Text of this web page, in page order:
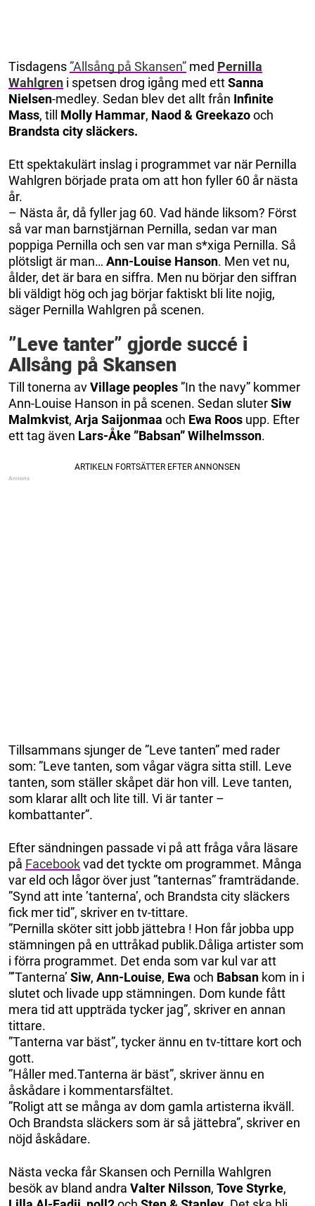
Tisdagens”Allsång på Skansen” med Pernilla
Wahlgren i spetsen drog igång med ettSanna
Nielsen-medley. Sedan blev det allt från Infinite
Mass, till Molly Hammar, Naod & Greekazooch
Brandsta city släckers.
Ett spektakulärt inslag i programmet var när Pernilla
Wahlgren började prata om att hon fyller 60 år nästa
år.
– Nästa år, då fyller jag 60. Vad hände liksom? Först
så var man barnstjärnan Pernilla, sedan var man
poppiga Pernilla och sen var man s*xiga Pernilla. Så
plötsligt är man… Ann-Louise Hanson. Men vet nu,
ålder, det är bara en siffra. Men nu börjar den siffran
bli väldigt hög och jag börjar faktiskt bli lite nojig,
säger Pernilla Wahlgren på scenen.
”Leve tanter” gjorde succé i
Allsång på Skansen
Till tonerna avVillage peoples”In the navy” kommer
Ann-Louise Hanson in på scenen. Sedan sluterSiw
Malmkvist, Arja Saijonmaa och Ewa Roos upp. Efter
ett tag även Lars-Åke ”Babsan” Wilhelmsson.
Tillsammans sjunger de ”Leve tanten” med rader
som: ”Leve tanten, som vågar vägra sitta still. Leve
tanten, som ställer skåpet där hon vill. Leve tanten,
som klarar allt och lite till. Vi är tanter –
kombattanter”.
Efter sändningen passade vi på att fråga våra läsare
på Facebookvad det tyckte om programmet. Många
var eld och lågor över just ”tanternas” framträdande.
”Synd att inte ’tanterna’, och Brandsta city släckers
fick mer tid”, skriver en tv-tittare.
”Pernilla sköter sitt jobb jättebra ! Hon får jobba upp
stämningen på en uttråkad publik.Dåliga artister som
i förra programmet. Det enda som var kul var att
”’Tanterna’ Siw, Ann-Louise, Ewa och Babsan kom in i
slutet och livade upp stämningen. Dom kunde fått
mera tid att uppträda tycker jag”, skriver en annan
tittare.
”Tanterna var bäst”, tycker ännu en tv-tittare kort och
gott.
”Håller med.Tanterna är bäst”, skriver ännu en
åskådare i kommentarsfältet.
”Roligt att se många av dom gamla artisterna ikväll.
Och Brandsta släckers som är så jättebra”, skriver en
nöjd åskådare.
Nästa vecka får Skansen och Pernilla Wahlgren
besök av bland andra Valter Nilsson, Tove Styrke,